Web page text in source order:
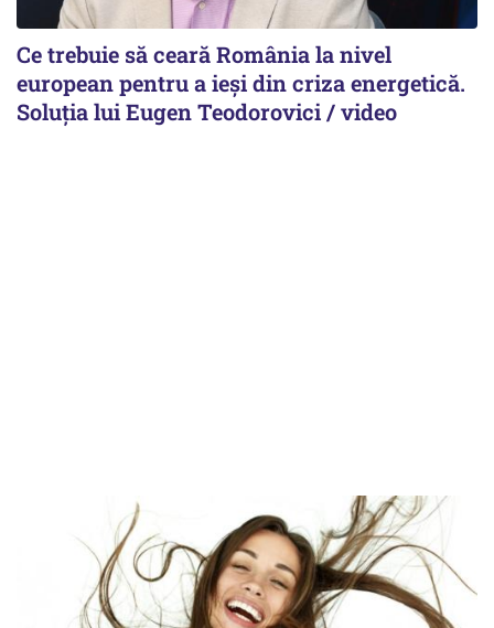
Ce trebuie să ceară România la nivel
european pentru a ieși din criza energetică.
Soluția lui Eugen Teodorovici / video